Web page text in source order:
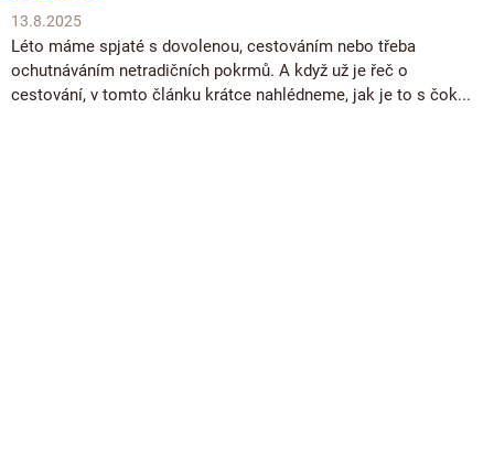
13.8.2025
Léto máme spjaté s dovolenou, cestováním nebo třeba
ochutnáváním netradičních pokrmů. A když už je řeč o
cestování, v tomto článku krátce nahlédneme, jak je to s čok...